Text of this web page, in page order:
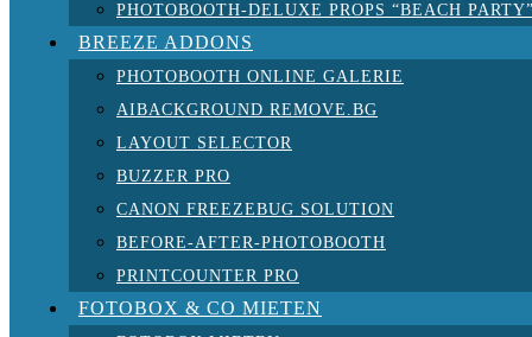
PHOTOBOOTH-DELUXE PROPS “BEACH
BREEZE ADDONS
PHOTOBOOTH ONLINE GALERIE
AIBACKGROUND REMOVE.BG
LAYOUT SELECTOR
BUZZER PRO
CANON FREEZEBUG SOLUTION
BEFORE-AFTER-PHOTOBOOTH
PRINTCOUNTER PRO
FOTOBOX & CO MIETEN